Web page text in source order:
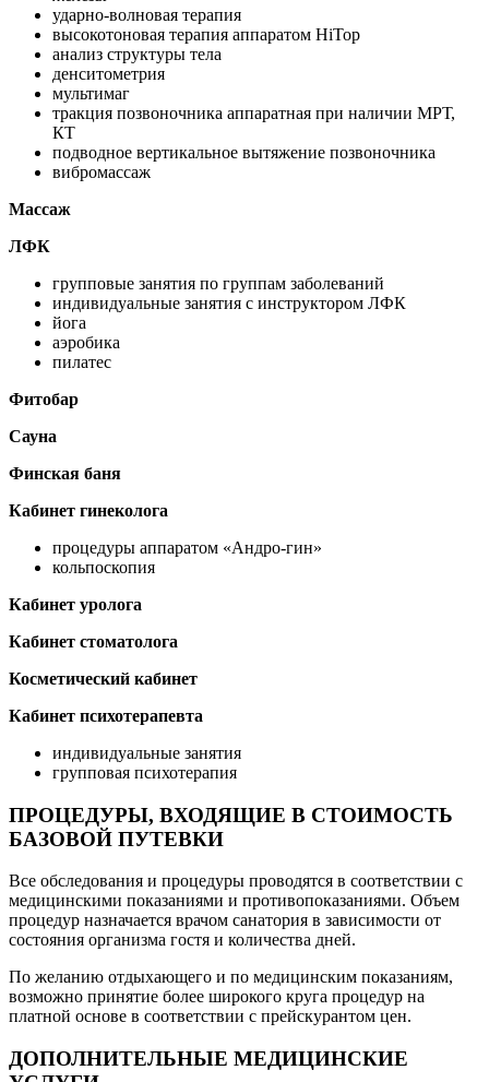
ударно-волновая терапия
высокотоновая терапия аппаратом НiTop
анализ структуры тела
денситометрия
мультимаг
тракция позвоночника аппаратная при наличии МРТ,
КТ
подводное вертикальное вытяжение позвоночника
вибромассаж
Массаж
ЛФК
групповые занятия по группам заболеваний
индивидуальные занятия с инструктором ЛФК
йога
аэробика
пилатес
Фитобар
Сауна
Финская баня
Кабинет гинеколога
процедуры аппаратом «Андро-гин»
кольпоскопия
Кабинет уролога
Кабинет стоматолога
Косметический кабинет
Кабинет психотерапевта
индивидуальные занятия
групповая психотерапия
ПРОЦЕДУРЫ, ВХОДЯЩИЕ В СТОИМОСТЬ
БАЗОВОЙ ПУТЕВКИ
Все обследования и процедуры проводятся в соответствии с
медицинскими показаниями и противопоказаниями. Объем
процедур назначается врачом санатория в зависимости от
состояния организма гостя и количества дней.
По желанию отдыхающего и по медицинским показаниям,
возможно принятие более широкого круга процедур на
платной основе в соответствии с прейскурантом цен.
ДОПОЛНИТЕЛЬНЫЕ МЕДИЦИНСКИЕ